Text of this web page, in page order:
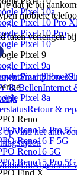
Pixel 10a
Pixel 10 Pro
Pixel 10 Pro
Pixel 10
Pixel 9
Pixel 9a
Pixel 9 Pro XL
Pixel 8a
Reno
Reno16 Pro 5G
Reno16 F 5G
Reno16 5G
Reno15 Pro 5G
Find X
dat je bij
mobiele
laten verlengen
Smartphones
& BellenInternet
Retour &
opVind het
Algemene